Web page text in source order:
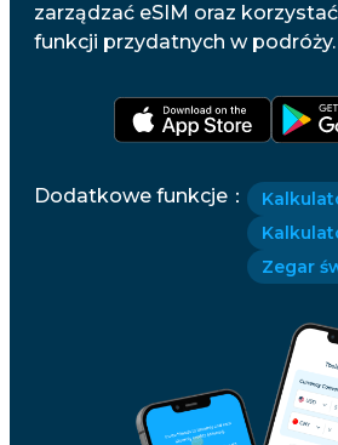
zarządzać eSIM oraz
funkcji przydatnych w podróży.
Dodatkowe funkcje ：
Zegar